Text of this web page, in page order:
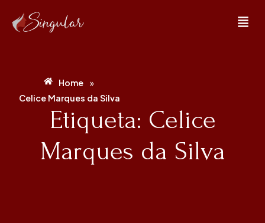
Home »
Celice Marques da Silva
Etiqueta: Celice
Marques da Silva